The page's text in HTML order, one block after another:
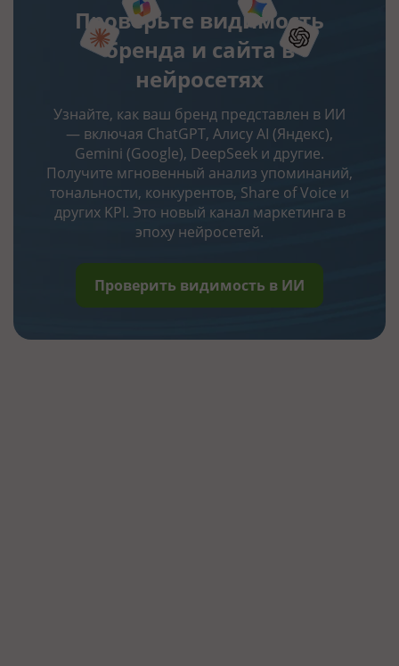
Проверьте видимость
бренда и сайта в
нейросетях
Узнайте, как ваш бренд представлен в ИИ
— включая ChatGPT, Алису AI (Яндекс),
Gemini (Google), DeepSeek и другие.
Получите мгновенный анализ упоминаний,
тональности, конкурентов, Share of Voice и
других KPI. Это новый канал маркетинга в
эпоху нейросетей.
Проверить видимость в ИИ